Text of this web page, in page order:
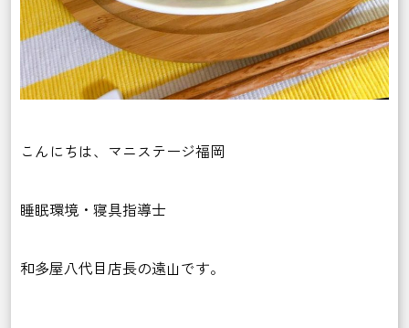
こんにちは、マニステージ福岡
睡眠環境・寝具指導士
和多屋八代目店長の遠山です。